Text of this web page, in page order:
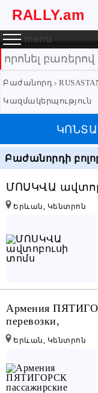
RALLY.am
menu
Բաժանորդ
Կազմակերպություն
վերցրել
Բաժանորդի
ՄՈՍԿՎԱ
Երևան, Կենտրոն
Армения
перевозки,
Երևան, Կենտրոն